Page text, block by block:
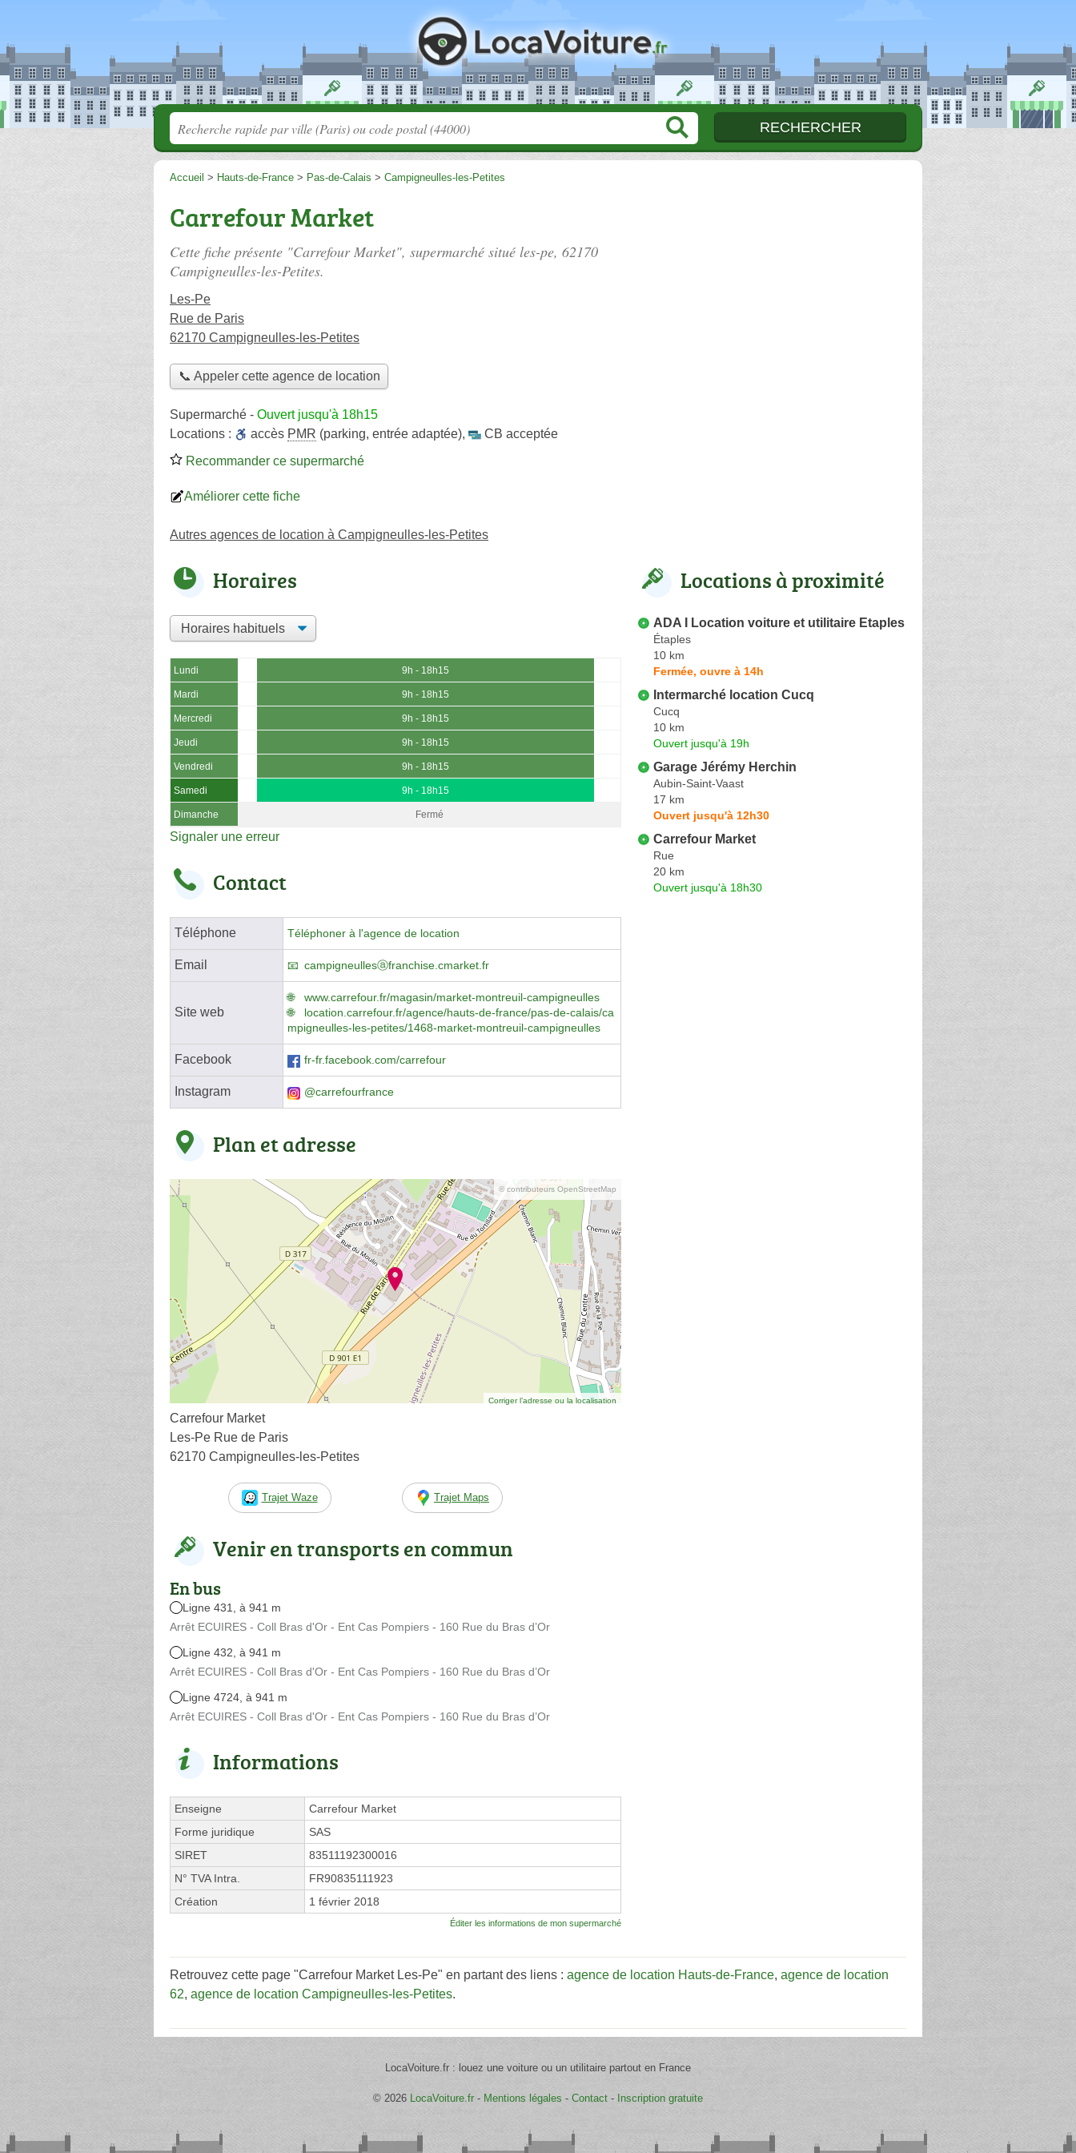
Accueil > Hauts-de-France > Pas-de-Calais > Campigneulles-les-Petites
Carrefour Market
Cette fiche présente "Carrefour Market", supermarché situé les-pe, 62170
Campigneulles-les-Petites.
Les-Pe
Rue de Paris
62170 Campigneulles-les-Petites
📞 Appeler cette agence de location
Supermarché - Ouvert jusqu'à 18h15
Locations :
accès PMR (parking, entrée adaptée),
CB acceptée
Recommander ce supermarché
Améliorer cette fiche
Autres agences de location à Campigneulles-les-Petites
Horaires
Lundi 9h - 18h15
Mardi 9h - 18h15
Mercredi 9h - 18h15
Jeudi 9h - 18h15
Vendredi 9h - 18h15
Samedi 9h - 18h15
Dimanche Fermé
Signaler une erreur
Contact
Téléphone Téléphoner à l'agence de location
Email campigneullesⓐfranchise.cmarket.fr
Site web
www.carrefour.fr/magasin/market-montreuil-campigneulles
location.carrefour.fr/agence/hauts-de-france/pas-de-calais/ca
mpigneulles-les-petites/1468-market-montreuil-campigneulles
Facebook fr-fr.facebook.com/carrefour
Instagram @carrefourfrance
Plan et adresse
© contributeurs OpenStreetMap
Corriger l’adresse ou la localisation
Carrefour Market
Les-Pe Rue de Paris
62170 Campigneulles-les-Petites
Trajet Waze Trajet Maps
Venir en transports en commun
En bus
Ligne 431, à 941 m
Arrêt ECUIRES - Coll Bras d'Or - Ent Cas Pompiers - 160 Rue du Bras d’Or
Ligne 432, à 941 m
Arrêt ECUIRES - Coll Bras d'Or - Ent Cas Pompiers - 160 Rue du Bras d’Or
Ligne 4724, à 941 m
Arrêt ECUIRES - Coll Bras d'Or - Ent Cas Pompiers - 160 Rue du Bras d’Or
Informations
Enseigne
Carrefour Market
Forme juridique
SAS
SIRET
83511192300016
N° TVA Intra.
FR90835111923
Création
1 février 2018
Éditer les informations de mon supermarché
Locations à proximité
ADA I Location voiture et utilitaire Etaples
Étaples
10 km
Fermée, ouvre à 14h
Intermarché location Cucq
Cucq
10 km
Ouvert jusqu'à 19h
Garage Jérémy Herchin
Aubin-Saint-Vaast
17 km
Ouvert jusqu'à 12h30
Carrefour Market
Rue
20 km
Ouvert jusqu'à 18h30
Retrouvez cette page "Carrefour Market Les-Pe" en partant des liens : agence de location Hauts-de-France, agence de location
62, agence de location Campigneulles-les-Petites.
LocaVoiture.fr : louez une voiture ou un utilitaire partout en France
© 2026 LocaVoiture.fr - Mentions légales - Contact - Inscription gratuite